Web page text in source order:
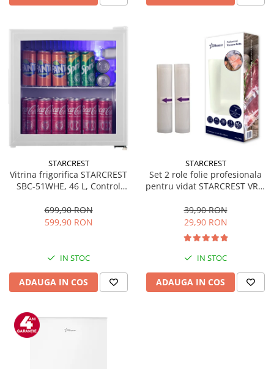
STARCREST
Vitrina frigorifica STARCREST
SBC-51WHE, 46 L, Control
48.8 cm, Alb
699,90 RON
599,90 RON
IN STOC
ADAUGA IN COS
STARCREST
Set 2 role folie profesionala
pentru vidat STARCREST VRL-
reutilizabile, sous vide,
lavabile in masina de spalat,
fara BPA, transparent
39,90 RON
29,90 RON
IN STOC
ADAUGA IN COS